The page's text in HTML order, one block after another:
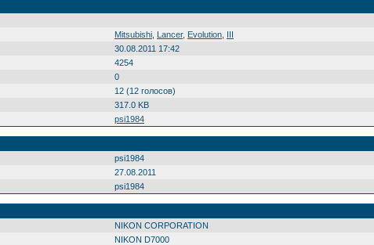
Mitsubishi Lancer, Evolution III
30.08.2011 17:42
4254
0
12 (12 голосов)
317.0 KB
psi1984
psi1984
27.08.2011
psi1984
NIKON CORPORATION
NIKON D7000